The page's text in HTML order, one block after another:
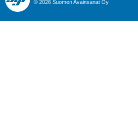
© 2026 Suomen Avainsanat Oy